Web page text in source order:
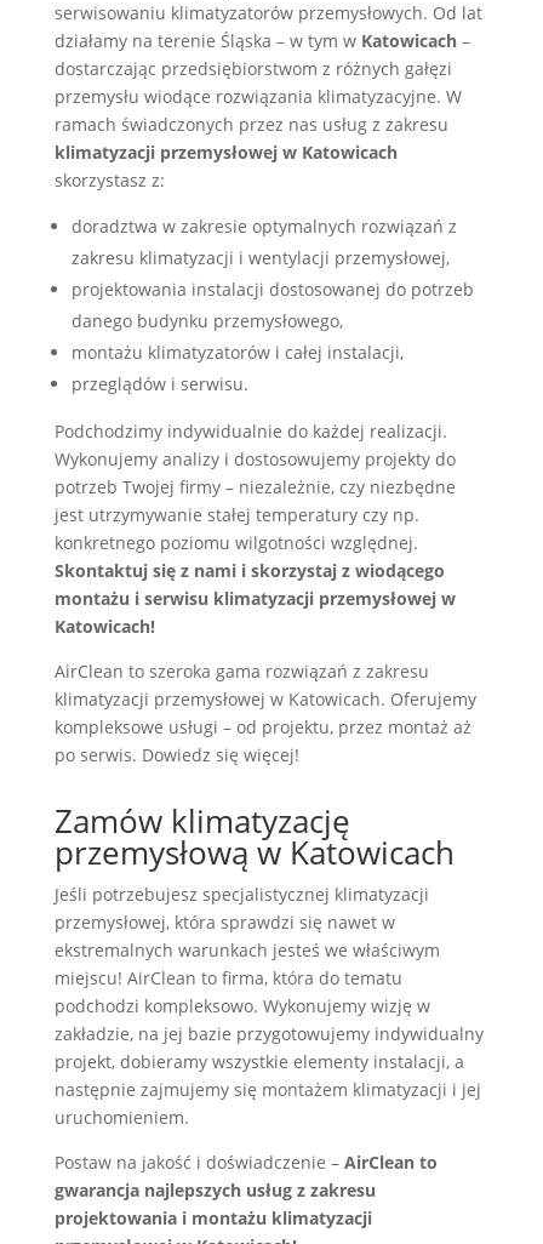
serwisowaniu klimatyzatorów przemysłowych. Od lat
działamy na terenie Śląska – w tym w Katowicach–
dostarczając przedsiębiorstwom z różnych gałęzi
przemysłu wiodące rozwiązania klimatyzacyjne. W
ramach świadczonych przez nas usług z zakresu
klimatyzacji przemysłowej w Katowicach
skorzystasz z:
doradztwa w zakresie optymalnych rozwiązań z
zakresu klimatyzacji i wentylacji przemysłowej,
projektowania instalacji dostosowanej do potrzeb
danego budynku przemysłowego,
montażu klimatyzatorów i całej instalacji,
przeglądów i serwisu.
Podchodzimy indywidualnie do każdej realizacji.
Wykonujemy analizy i dostosowujemy projekty do
potrzeb Twojej firmy – niezależnie, czy niezbędne
jest utrzymywanie stałej temperatury czy np.
konkretnego poziomu wilgotności względnej.
Skontaktuj się z nami i skorzystaj z wiodącego
montażu i serwisu klimatyzacji przemysłowej w
Katowicach!
AirClean to szeroka gama rozwiązań z zakresu
klimatyzacji przemysłowej w Katowicach. Oferujemy
kompleksowe usługi – od projektu, przez montaż aż
po serwis. Dowiedz się więcej!
Zamów klimatyzację
przemysłową w Katowicach
Jeśli potrzebujesz specjalistycznej klimatyzacji
przemysłowej, która sprawdzi się nawet w
ekstremalnych warunkach jesteś we właściwym
miejscu! AirClean to firma, która do tematu
podchodzi kompleksowo. Wykonujemy wizję w
zakładzie, na jej bazie przygotowujemy indywidualny
projekt, dobieramy wszystkie elementy instalacji, a
następnie zajmujemy się montażem klimatyzacji i jej
uruchomieniem.
Postaw na jakość i doświadczenie – AirClean to
gwarancja najlepszych usług z zakresu
projektowania i montażu klimatyzacji